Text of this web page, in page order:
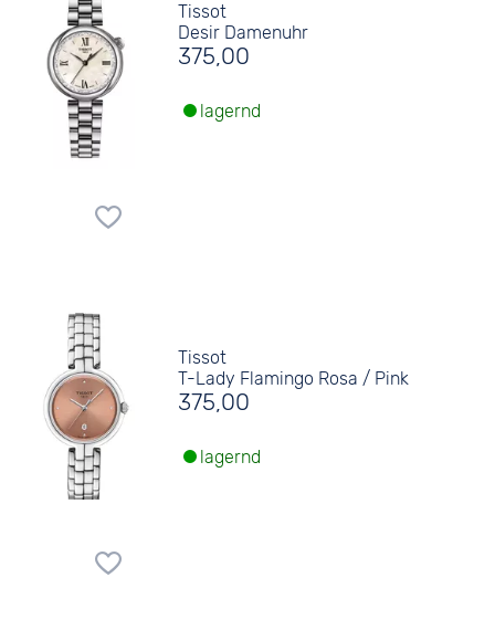
Tissot
Desir Damenuhr
375,00
lagernd
Tissot
T-Lady Flamingo Rosa / Pink
375,00
lagernd